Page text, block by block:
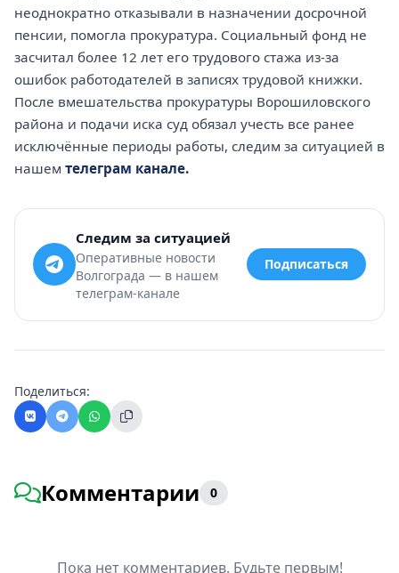
неоднократно отказывали в назначении досрочной
пенсии, помогла прокуратура. Социальный фонд не
засчитал более 12 лет его трудового стажа из-за
ошибок работодателей в записях трудовой книжки.
После вмешательства прокуратуры Ворошиловского
района и подачи иска суд обязал учесть все ранее
исключённые периоды работы, следим за ситуацией в
нашем телеграм канале.
Следим за ситуацией
Оперативные новости
Волгограда — в нашем
телеграм-канале
Подписаться
Поделиться:
Комментарии 0
Пока нет комментариев. Будьте первым!